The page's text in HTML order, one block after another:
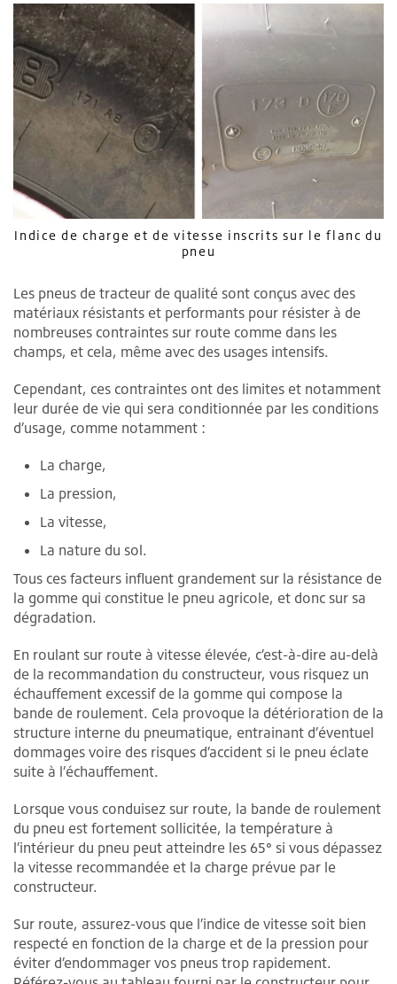
Indice de charge et de vitesse inscrits sur le flanc du
pneu
Les pneus de tracteur de qualité sont conçus avec des
matériaux résistants et performants pour résister à de
nombreuses contraintes sur route comme dans les
champs, et cela, même avec des usages intensifs.
Cependant, ces contraintes ont des limites et notamment
leur durée de vie qui sera conditionnée par les conditions
d’usage, comme notamment :
La charge,
La pression,
La vitesse,
La nature du sol.
Tous ces facteurs influent grandement sur la résistance de
la gomme qui constitue le pneu agricole, et donc sur sa
dégradation.
En roulant sur route à vitesse élevée, c’est-à-dire au-delà
de la recommandation du constructeur, vous risquez un
échauffement excessif de la gomme qui compose la
bande de roulement. Cela provoque la détérioration de la
structure interne du pneumatique, entrainant d’éventuel
dommages voire des risques d’accident si le pneu éclate
suite à l’échauffement.
Lorsque vous conduisez sur route, la bande de roulement
du pneu est fortement sollicitée, la température à
l’intérieur du pneu peut atteindre les 65° si vous dépassez
la vitesse recommandée et la charge prévue par le
constructeur.
Sur route, assurez-vous que l’indice de vitesse soit bien
respecté en fonction de la charge et de la pression pour
éviter d’endommager vos pneus trop rapidement.